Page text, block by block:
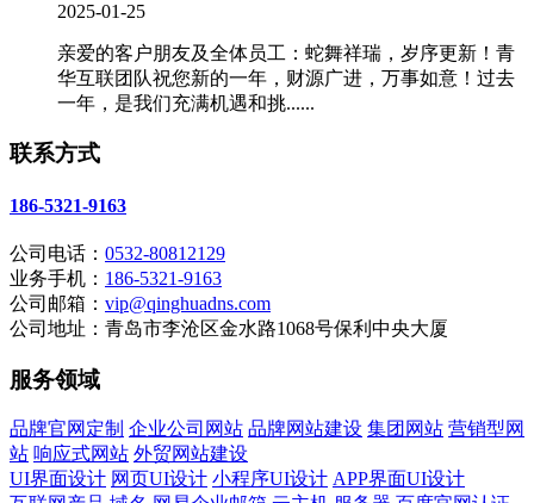
2025-01-25
亲爱的客户朋友及全体员工：蛇舞祥瑞，岁序更新！青
华互联团队祝您新的一年，财源广进，万事如意！过去
一年，是我们充满机遇和挑......
联系方式
186-5321-9163
公司电话： 0532-80812129
业务手机： 186-5321-9163
公司邮箱： vip@qinghuadns.com
公司地址：青岛市李沧区金水路1068号保利中央大厦
服务领域
品牌官网定制 企业公司网站 品牌网站建设 集团网站 营销型网
站 响应式网站 外贸网站建设
UI界面设计 网页UI设计 小程序UI设计 APP界面UI设计